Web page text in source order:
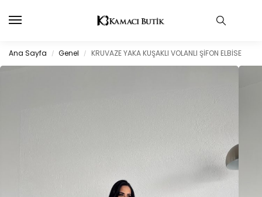
Ana Sayfa / Genel / KRUVAZE YAKA KUŞAKLI VOLANLI ŞİFON ELBİSE